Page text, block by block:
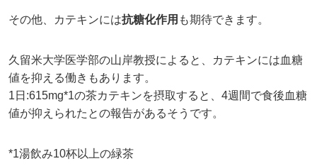
その他、カテキンには抗糖化作用 も期待できます。
久留米大学医学部の山岸教授によると、カテキンには血糖
値を抑える働きもあります。
1日:615mg*1の茶カテキンを摂取すると、4週間で食後血糖
値が抑えられたとの報告があるそうです。
*1湯飲み10杯以上の緑茶